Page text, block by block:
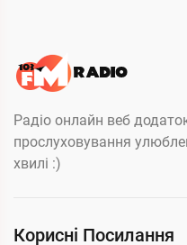
Радіо онлайн веб
прослуховування
хвилі :)
Корисні Посилання